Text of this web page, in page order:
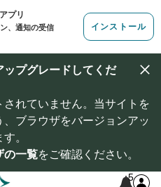
ップグレードしてくだ
れていません。当サイトを
ブラウザをバージョンアッ
。
の一覧をご確認ください。
5